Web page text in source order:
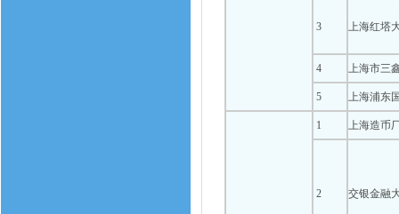
3 上海红塔
4 上海市三
5 上海浦东
1 上海造币
2 交银金融